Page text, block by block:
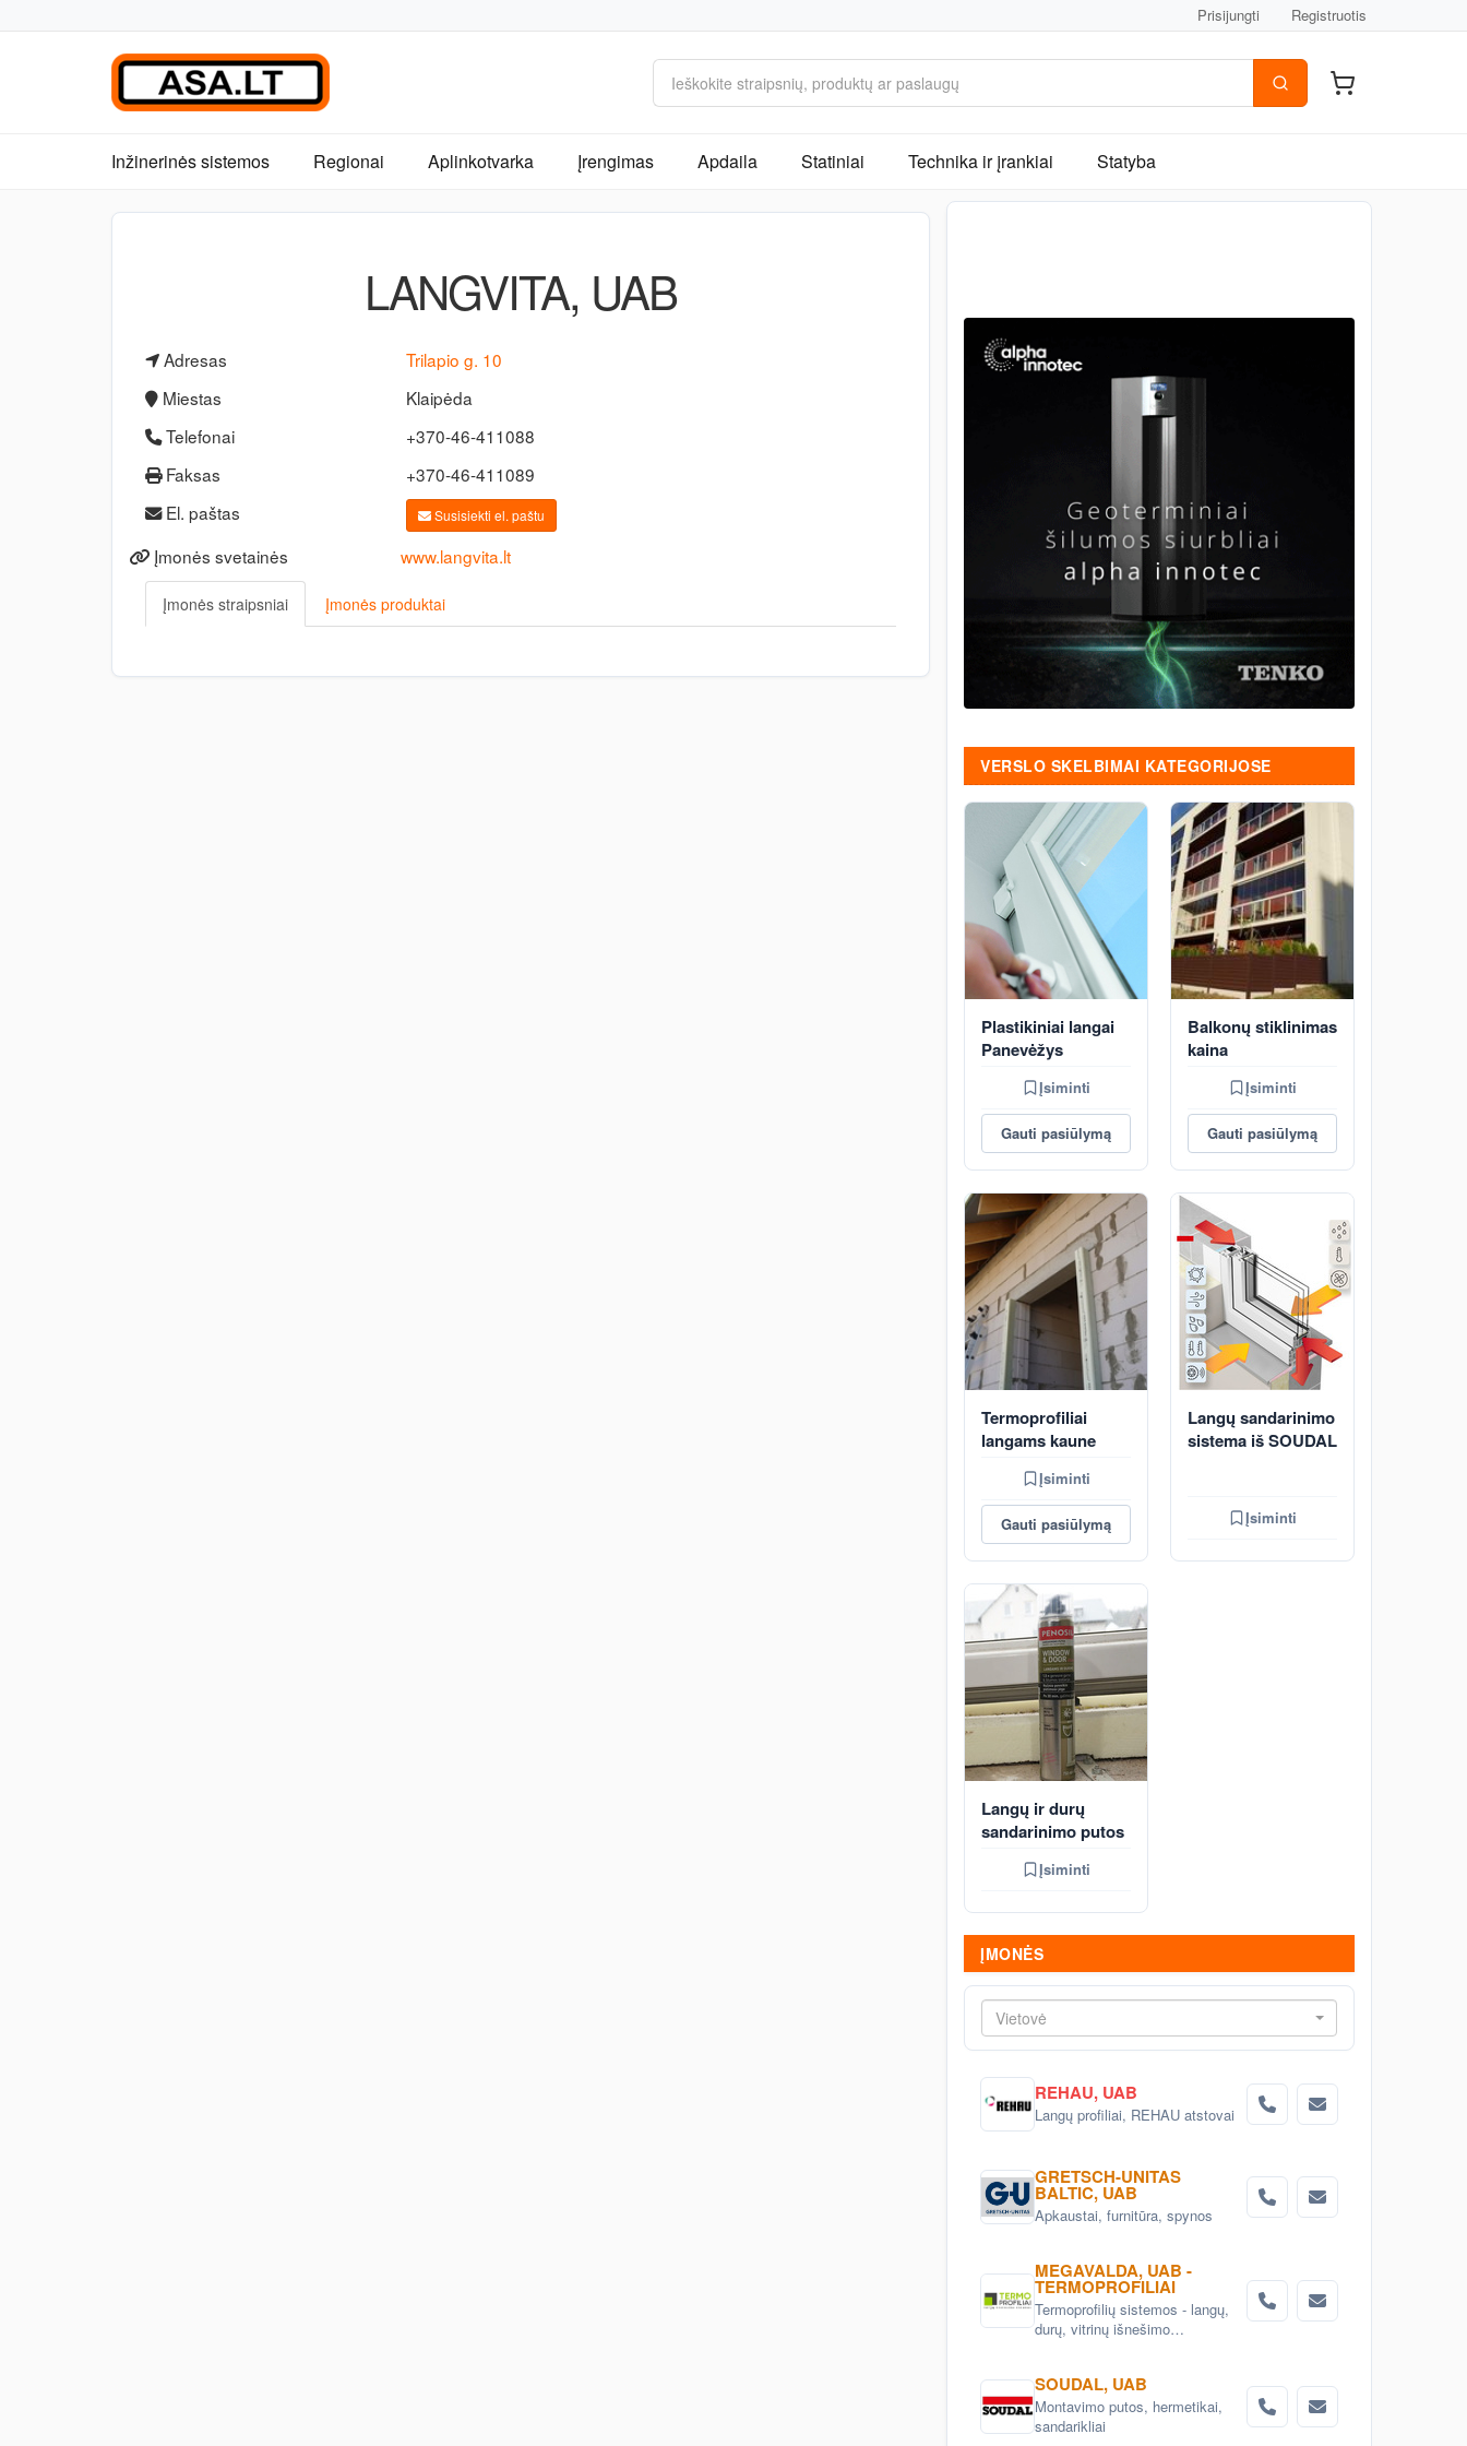
Prisijungti Registruotis
Inžinerinės sistemos Regionai Aplinkotvarka Įrengimas Apdaila Statiniai Technika ir įrankiai Statyba
LANGVITA, UAB
Adresas
Trilapio g. 10
Miestas
Klaipėda
Telefonai
+370-46-411088
Faksas
+370-46-411089
El. paštas
Susisiekti el. paštu
Įmonės svetainės www.langvita.lt
Įmonės straipsniai Įmonės produktai
VERSLO SKELBIMAI KATEGORIJOSE
Plastikiniai langai
Panevėžys
Įsiminti
Gauti pasiūlymą
Balkonų stiklinimas
kaina
Įsiminti
Gauti pasiūlymą
Termoprofiliai
langams kaune
Įsiminti
Gauti pasiūlymą
Langų sandarinimo
sistema iš SOUDAL
Įsiminti
Langų ir durų
sandarinimo putos
Įsiminti
ĮMONĖS
Vietovė
REHAU, UAB
Langų profiliai, REHAU atstovai
GRETSCH-UNITAS
BALTIC, UAB
Apkaustai, furnitūra, spynos
MEGAVALDA, UAB -
TERMOPROFILIAI
Termoprofilių sistemos - langų,
durų, vitrinų išnešimo
SOUDAL, UAB
Montavimo putos, hermetikai,
sandarikliai